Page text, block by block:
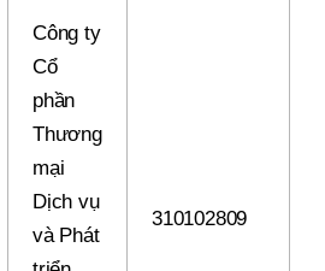
Công ty
Cổ
phần
Thương
mại
Dịch vụ
và Phát
310102809